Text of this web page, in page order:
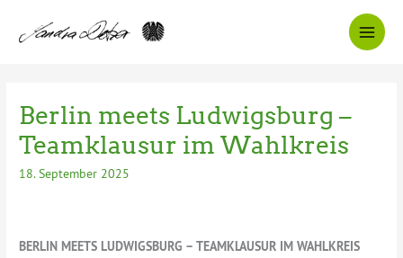
Inhalt
Berlin meets Ludwigsburg –
Teamklausur im Wahlkreis
18. September 2025
BERLIN MEETS LUDWIGSBURG – TEAMKLAUSUR IM WAHLKREIS